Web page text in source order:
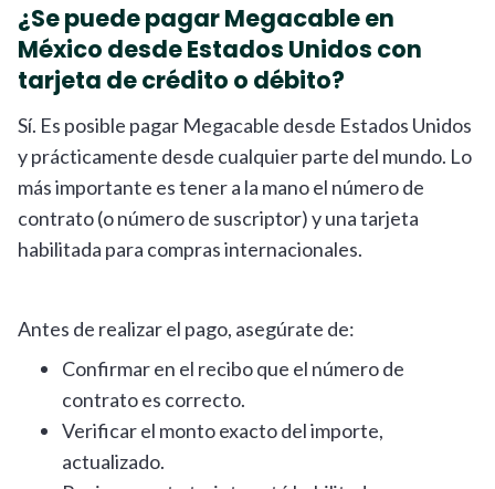
¿Se puede pagar Megacable en
México desde Estados Unidos con
tarjeta de crédito o débito?
Sí. Es posible pagar Megacable desde Estados Unidos
y prácticamente desde cualquier parte del mundo. Lo
más importante es tener a la mano el número de
contrato (o número de suscriptor) y una tarjeta
habilitada para compras internacionales.
Antes de realizar el pago, asegúrate de:
Confirmar en el recibo que el número de
contrato es correcto.
Verificar el monto exacto del importe,
actualizado.